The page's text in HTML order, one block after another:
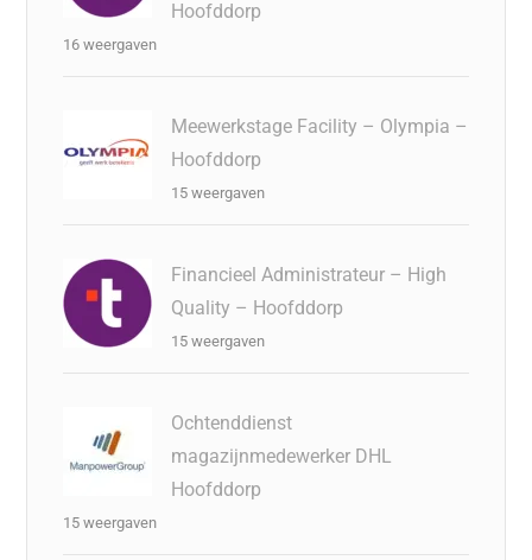
Hoofddorp
16 weergaven
Meewerkstage Facility – Olympia –
Hoofddorp
15 weergaven
Financieel Administrateur – High
Quality – Hoofddorp
15 weergaven
Ochtenddienst
magazijnmedewerker DHL
Hoofddorp
15 weergaven